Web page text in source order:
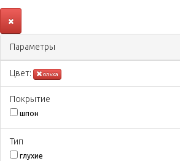
Параметры
Цвeт: ольха
Покрытиe
шпон
Тип
глухие